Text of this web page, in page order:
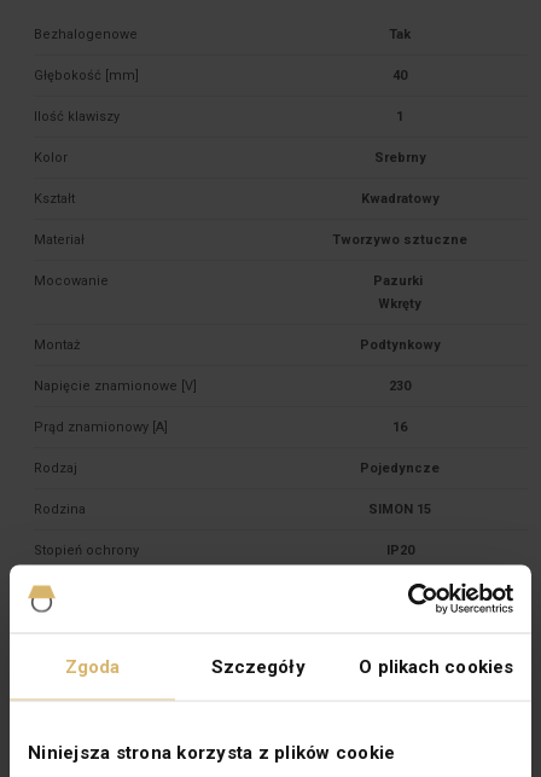
Zgoda Szczegóły O plikach cookies
Niniejsza strona korzysta z plików cookie
Bezhalogenowe Tak
Głębokość [mm] 40
Ilość klawiszy 1
Kolor Srebrny
Kształt Kwadratowy
Materiał Tworzywo sztuczne
Mocowanie
Pazurki
Montaż Podtynkowy
Napięcie znamionowe [V] 230
Prąd znamionowy [A] 16
Rodzaj Pojedyncze
Rodzina SIMON 15
Stopień ochrony IP20
Szerokość [mm]
Wysokość [mm] 74
Wykończenie powierzchni Matowe